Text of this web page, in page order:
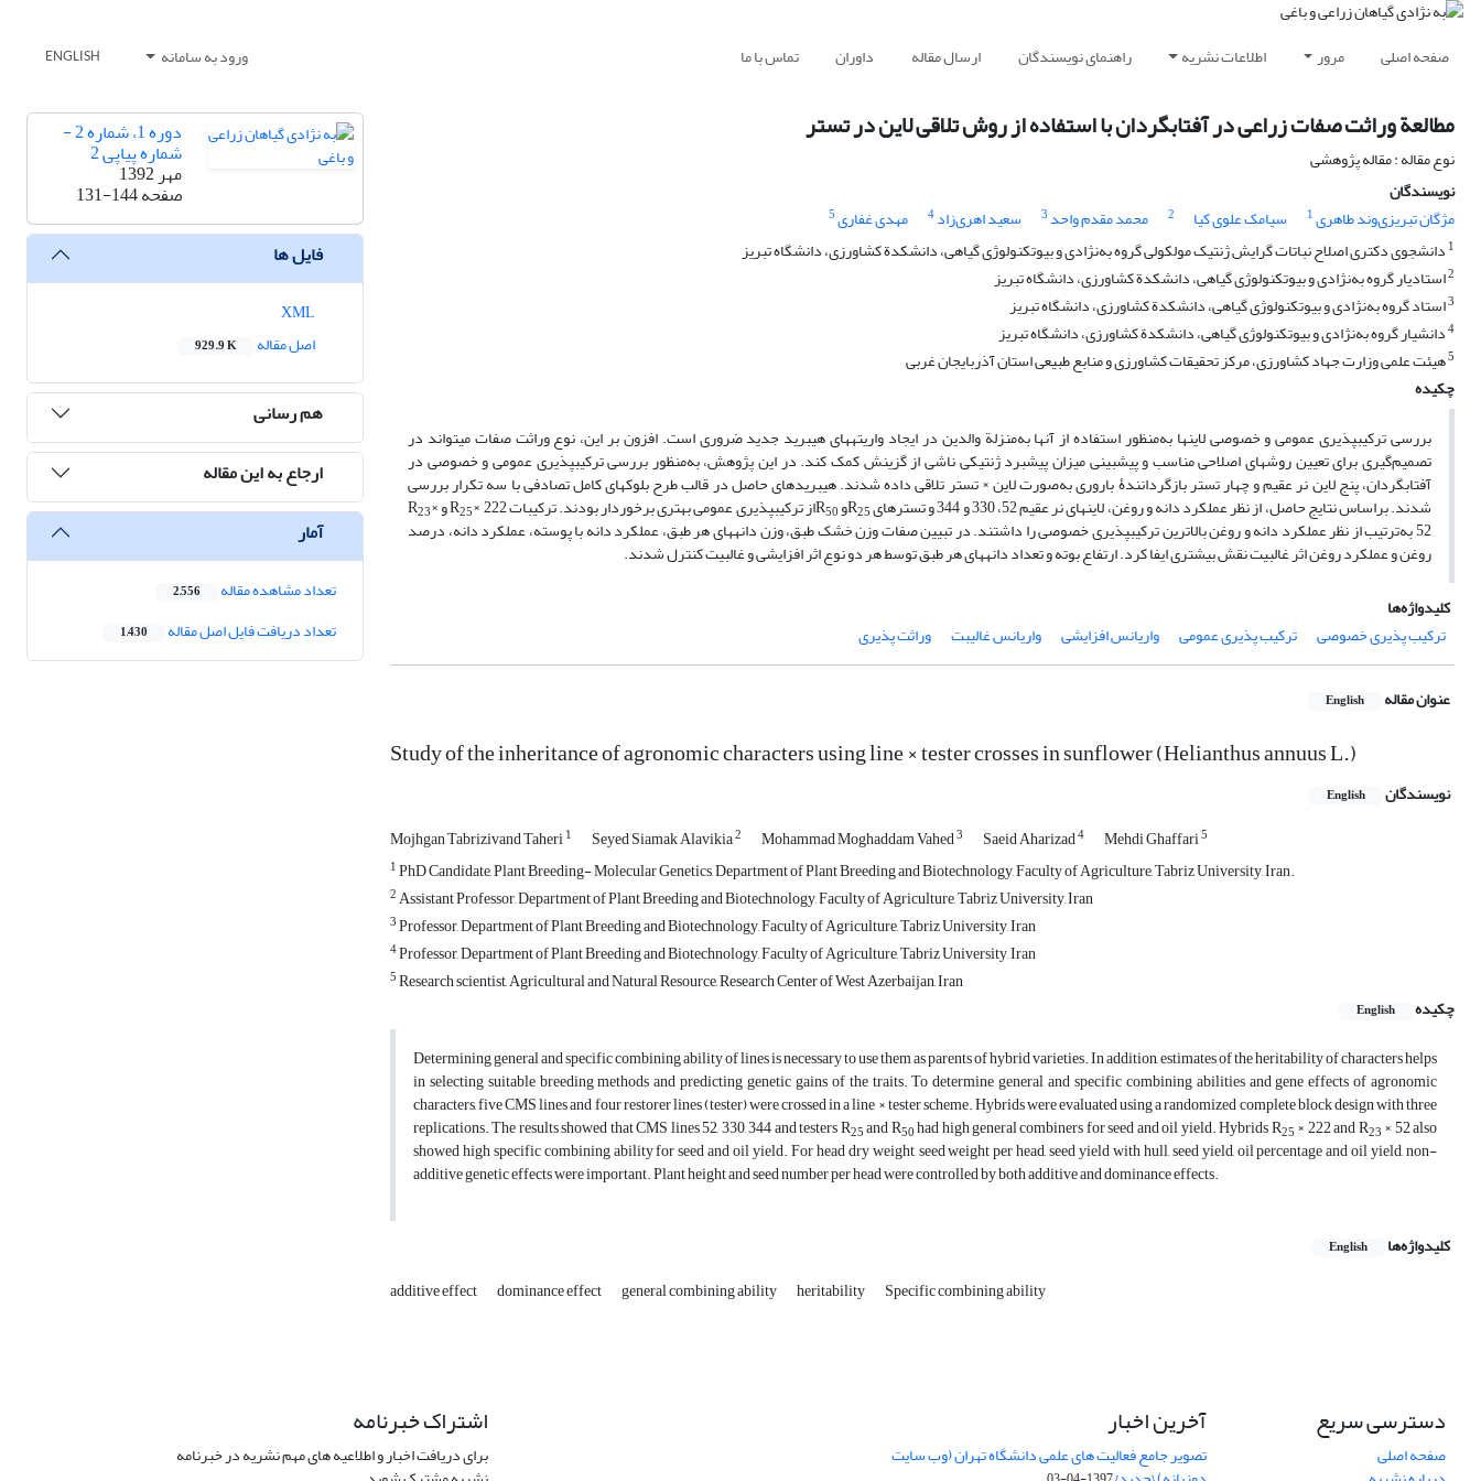
صفحه اصلی مرور اطلاعات نشریه راهنمای نویسندگان ارسال مقاله داوران تماس با ما ورود به سامانه ENGLISH
مطالعة وراثت صفات زراعی در آفتابگردان با استفاده از روش تلاقی لاین در تستر‌
نوع مقاله : مقاله پژوهشی
نویسندگان
مژگان تبریزی‌وند طاهری1 سیامک علوی کیا 2 محمد مقدم واحد 3 سعید اهری‌زاد4 مهدی غفاری5
1 دانشجوی دکتری اصلاح نباتات گرایش ژنتیک مولکولی گروه به‌نژادی و بیوتکنولوژی گیاهی، دانشکدة کشاورزی، دانشگاه تبریز
2استادیار گروه به‌نژادی و بیوتکنولوژی گیاهی، دانشکدة کشاورزی، دانشگاه تبریز
3استاد گروه به‌نژادی و بیوتکنولوژی گیاهی، دانشکدة کشاورزی، دانشگاه تبریز
4دانشیار گروه به‌نژادی و بیوتکنولوژی گیاهی، دانشکدة کشاورزی، دانشگاه تبریز
5هیئت علمی وزارت جهاد کشاورزی، مرکز تحقیقات کشاورزی و منابع طبیعی استان آذربایجان غربی
چکیده
بررسی ترکیب‏پذیری عمومی و خصوصی لاین‏ها به‌منظور استفاده از آن‏ها به‌منزلة والدین در ایجاد واریته‏های هیبرید جدید ضروری است. افزون بر این، نوع وراثت صفات می‏تواند در
تصمیم‌گیری برای تعیین روش‏های اصلاحی مناسب و پیش‏بینی میزان پیشبرد ژنتیکی ناشی از گزینش کمک کند. در این پژوهش، به‌منظور بررسی ترکیب‏پذیری عمومی و خصوصی در
آفتابگردان، پنج لاین نر عقیم و چهار تستر بازگردانندۀ باروری به‌صورت لاین × تستر تلاقی داده شدند. هیبریدهای حاصل در قالب طرح بلوک‏های کامل تصادفی با سه تکرار بررسی
شدند. براساس نتایج حاصل، از نظر عملکرد دانه و روغن، لاین‏های نر عقیم 52، 330 و 344 و تسترهای R 25 و R50 از ترکیب‏پذیری عمومی بهتری برخوردار بودند. ترکیبات R 25× 222 و R 23×
52 به‌ترتیب از نظر عملکرد دانه و روغن بالاترین ترکیب‏پذیری خصوصی را داشتند. در تبیین صفات وزن خشک طبق، وزن دانه‏های هر طبق، عملکرد دانه با پوسته، عملکرد دانه، درصد
روغن و عملکرد روغن اثر غالبیت نقش بیشتری ایفا کرد. ارتفاع بوته و تعداد دانه‏های هر طبق توسط هر دو نوع اثر افزایشی و غالبیت کنترل شدند.
کلیدواژه‌ها
ترکیب‏ پذیری خصوصی
ترکیب ‏پذیری عمومی واریانس افزایشی واریانس غالیبت وراثت ‏پذیری
عنوان مقاله English
Study of the inheritance of agronomic characters using line × tester crosses in sunflower (Helianthus annuus L.)
نویسندگان English
Mojhgan Tabrizivand Taheri1 Seyed Siamak Alavikia2 Mohammad Moghaddam Vahed3 Saeid Aharizad4 Mehdi Ghaffari5
1PhD Candidate, Plant Breeding- Molecular Genetics, Department of Plant Breeding and Biotechnology, Faculty of Agriculture, Tabriz University, Iran.
2Assistant Professor, Department of Plant Breeding and Biotechnology, Faculty of Agriculture, Tabriz University, Iran
3Professor, Department of Plant Breeding and Biotechnology, Faculty of Agriculture, Tabriz University, Iran
4Professor, Department of Plant Breeding and Biotechnology, Faculty of Agriculture, Tabriz University, Iran
5Research scientist, Agricultural and Natural Resource, Research Center of West Azerbaijan, Iran
چکیده
English
Determining general and specific combining ability of lines is necessary to use them as parents of hybrid varieties. In addition, estimates of the heritability of characters helps
in selecting suitable breeding methods and predicting genetic gains of the traits. To determine general and specific combining abilities and gene effects of agronomic
characters, five CMS lines and four restorer lines (tester) were crossed in a line × tester scheme. Hybrids were evaluated using a randomized complete block design with three
replications. The results showed that CMS lines 52, 330, 344 and testers R25and R50had high general combiners for seed and oil yield. Hybrids R25 × 222 and ­R23 × 52 also
showed high specific combining ability for seed and oil yield. For head dry weight, seed weight per head, seed yield with hull, seed yield, oil percentage and oil yield, non-
additive genetic effects were important. Plant height and seed number per head were controlled by both additive and dominance effects.
کلیدواژه‌ها English
additive effect dominance effect general combining ability heritability Specific combining ability
دوره 1، شماره 2 -
شماره پیاپی 2
مهر 1392
صفحه131-144
فایل ها
اصل مقاله
929.9 K
هم رسانی
ارجاع به این مقاله
آمار
تعداد مشاهده مقاله 2,556
تعداد دریافت فایل اصل مقاله 1,430
دسترسی سریع
صفحه اصلی
آخرین اخبار
تصویر جامع فعالیت های علمی دانشگاه تهران (وب سایت
اشتراک خبرنامه
برای دریافت اخبار و اطلاعیه های مهم نشریه در خبرنامه